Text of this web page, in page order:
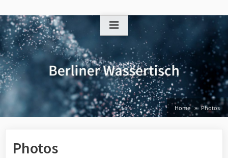
to
content
Home Photos
Photos